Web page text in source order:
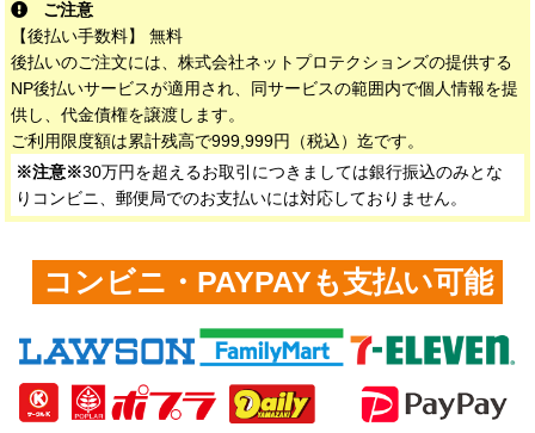
ご注意
【後払い手数料】 無料
後払いのご注文には、株式会社ネットプロテクションズの提供する
NP後払いサービスが適用され、同サービスの範囲内で個人情報を提
供し、代金債権を譲渡します。
ご利用限度額は累計残高で999,999円（税込）迄です。
※注意※30万円を超えるお取引につきましては銀行振込のみとな
りコンビニ、郵便局でのお支払いには対応しておりません。
コンビニ・PAYPAYも支払い可能